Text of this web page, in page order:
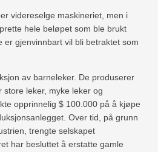
videreselge maskineriet, men i
hele beløpet som ble brukt
er gjenvinnbart vil bli betraktet som
av barneleker. De produserer
leker, myke leker og
opprinnelig $ 100.000 på å kjøpe
Over tid, på grunn
trengte selskapet
har besluttet å erstatte gamle